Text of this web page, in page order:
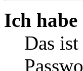
Ich habe
Das